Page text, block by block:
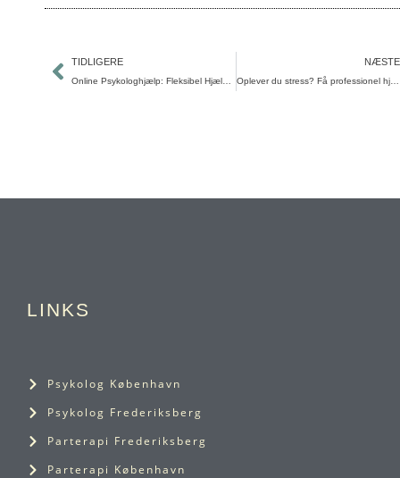
Tidligere
TIDLIGERE NÆSTE
Oplever du stress? Få professionel hjælp hurtigt
LINKS
Psykolog København
Psykolog Frederiksberg
Parterapi Frederiksberg
Parterapi København